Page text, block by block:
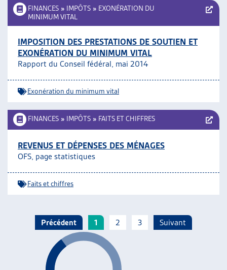
FINANCES » IMPÔTS » EXONÉRATION DU
MINIMUM VITAL
IMPOSITION DES PRESTATIONS DE SOUTIEN ET
EXONÉRATION DU MINIMUM VITAL
Rapport du Conseil fédéral, mai 2014
Exonération du minimum vital
FINANCES » IMPÔTS » FAITS ET CHIFFRES
REVENUS ET DÉPENSES DES MÉNAGES
OFS, page statistiques
Faits et chiffres
Précédent 1 2 3 Suivant